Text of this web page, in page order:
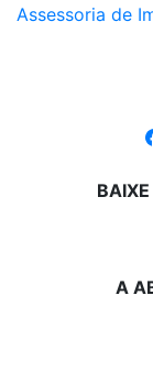
Assessoria de
A